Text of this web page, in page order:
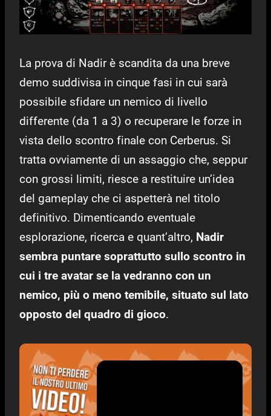
La prova di Nadir è scandita da una breve
demo suddivisa in cinque fasi in cui sarà
possibile sfidare un nemico di livello
differente (da 1 a 3) o recuperare le forze in
vista dello scontro finale con Cerberus. Si
tratta ovviamente di un assaggio che, seppur
con grossi limiti, riesce a restituire un’idea
del gameplay che ci aspetterà nel titolo
definitivo. Dimenticando eventuale
esplorazione, ricerca e quant’altro, Nadir
sembra puntare soprattutto sullo scontro in
cui i tre avatar se la vedranno con un
nemico, più o meno temibile, situato sul lato
opposto del quadro di gioco.